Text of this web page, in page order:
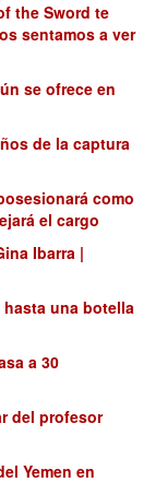
the Sword te
sentamos a ver
se ofrece en
de la captura
como
el cargo
Ibarra |
hasta una botella
a 30
del profesor
Yemen en